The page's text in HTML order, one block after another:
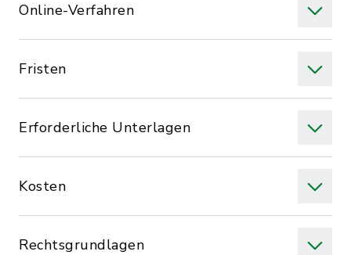
Online-Verfahren
Fristen
Erforderliche Unterlagen
Kosten
Rechtsgrundlagen